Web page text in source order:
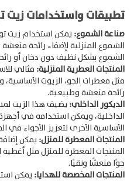
تطبيقات واستخدامات زيت
صناعة الشموع: يمكن استخدام زيت
الشموع المنزلية لإضفاء رائحة
الشموع بشكل نظيف دون دخان أو
المنتجات العطرية المنزلية: مثالي
مثل معطرات الجو، الزيوت
رائحة منعشة وطبيعية.
الديكور الداخلي: يضيف هذا الزيت
الداخلية، ويمكن استخدامه في أجهزة
الأساسية الأخرى لتعزيز الأجواء في
المنتجات المعطرة للمنزل: يمكن
المنتجات المعطرة للمنزل مثل أغطية
جوًا منعشًا ونقيًا.
المنتجات المخصصة للهدايا: يمكن